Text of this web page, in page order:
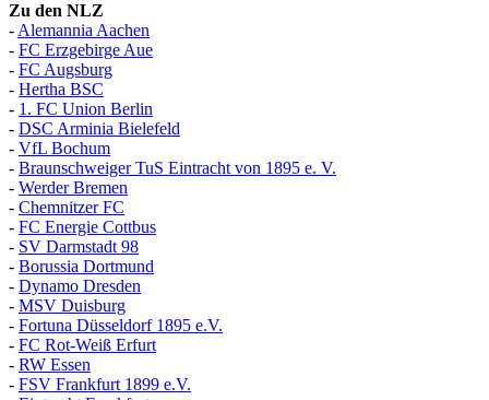
Zu den NLZ
- Alemannia Aachen
- FC Erzgebirge Aue
- FC Augsburg
- Hertha BSC
- 1. FC Union Berlin
- DSC Arminia Bielefeld
- VfL Bochum
- Braunschweiger TuS Eintracht von 1895 e. V.
- Werder Bremen
- Chemnitzer FC
- FC Energie Cottbus
- SV Darmstadt 98
- Borussia Dortmund
- Dynamo Dresden
- MSV Duisburg
- Fortuna Düsseldorf 1895 e.V.
- FC Rot-Weiß Erfurt
- RW Essen
- FSV Frankfurt 1899 e.V.